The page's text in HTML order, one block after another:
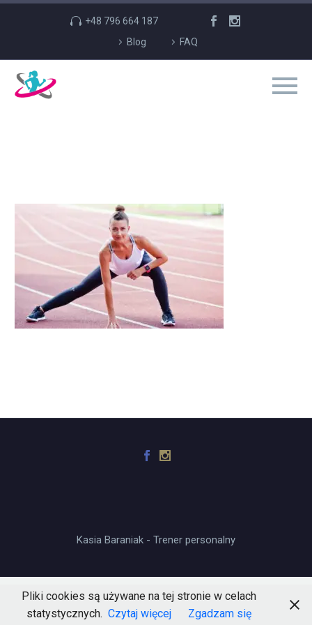
+48 796 664 187
Blog
FAQ
Kasia Baraniak - Trener personalny
Pliki cookies są używane na tej stronie w celach
statystycznych. Czytaj więcej Zgadzam się